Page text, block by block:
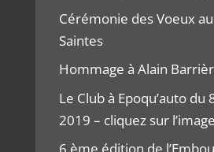
Cérémonie des Voeux
Saintes
Hommage à Alain
Le Club à Epoqu’auto
2019 – cliquez sur l’image